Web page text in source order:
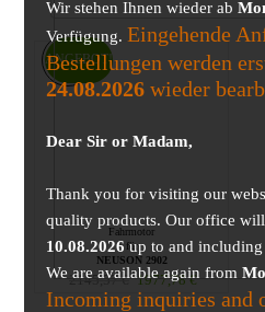
Wir stehen Ihnen wieder ab
Verfügung. Eingehende
Bestellungen werden
24.08.2026 wieder
Dear Sir or Madam,
Thank you for visiting our
quality products. Our office
10.08.2026up to and
We are available again from
Incoming inquiries and
Fahrmotor
für
NEUSON 2902
2145,57€ 1977,78€
ANGEBOT!